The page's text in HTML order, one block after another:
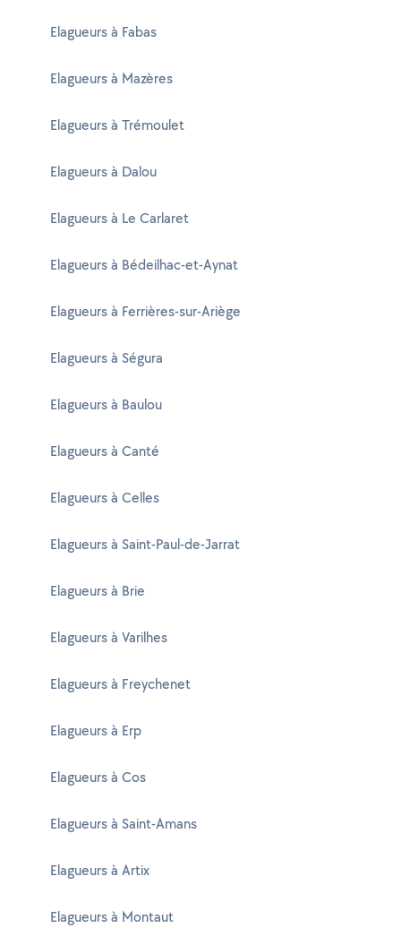
Elagueurs à Fabas
Elagueurs à Mazères
Elagueurs à Trémoulet
Elagueurs à Dalou
Elagueurs à Le Carlaret
Elagueurs à Bédeilhac-et-Aynat
Elagueurs à Ferrières-sur-Ariège
Elagueurs à Ségura
Elagueurs à Baulou
Elagueurs à Canté
Elagueurs à Celles
Elagueurs à Saint-Paul-de-Jarrat
Elagueurs à Brie
Elagueurs à Varilhes
Elagueurs à Freychenet
Elagueurs à Erp
Elagueurs à Cos
Elagueurs à Saint-Amans
Elagueurs à Artix
Elagueurs à Montaut